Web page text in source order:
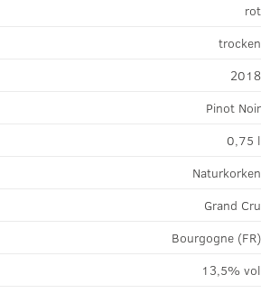
rot
trocken
2018
Pinot Noir
0,75 l
Naturkorken
Grand Cru
Bourgogne (FR)
13,5% vol